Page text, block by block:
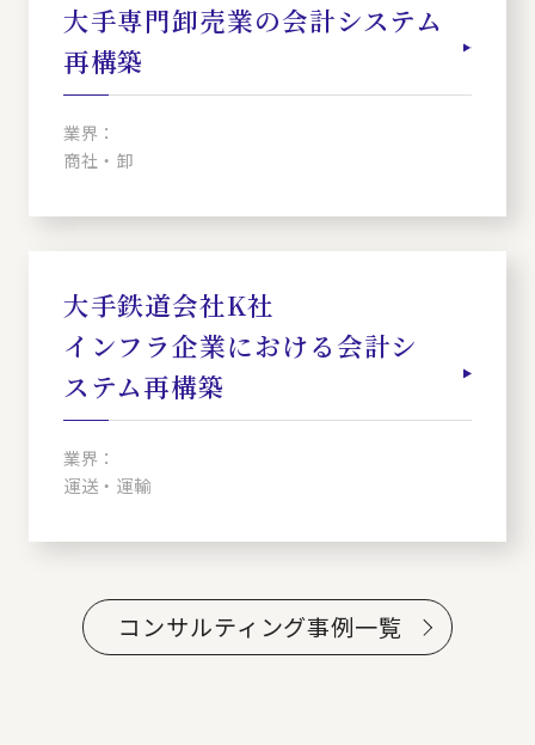
大手専門卸売業の会計システム
再構築
業界：
商社・卸
大手鉄道会社K社
インフラ企業における会計シ
ステム再構築
業界：
運送・運輸
コンサルティング事例一覧